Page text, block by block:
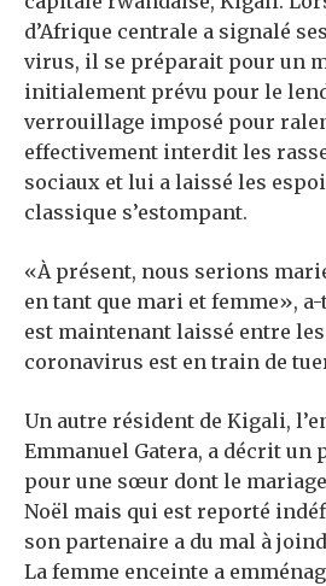
d’Afrique centrale a signalé
virus, il se préparait pour un
initialement prévu pour le
verrouillage imposé pour
effectivement interdit les
sociaux et lui a laissé les
classique s’estompant.
«À présent, nous serions
en tant que mari et femme»,
est maintenant laissé entre
coronavirus est en train de
Un autre résident de Kigali,
Emmanuel Gatera, a décrit un
pour une sœur dont le
Noël mais qui est reporté
son partenaire a du mal à
La femme enceinte a